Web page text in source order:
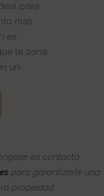
para
más
es
la zona
un
en contacto
para garantizarle una
propiedad.